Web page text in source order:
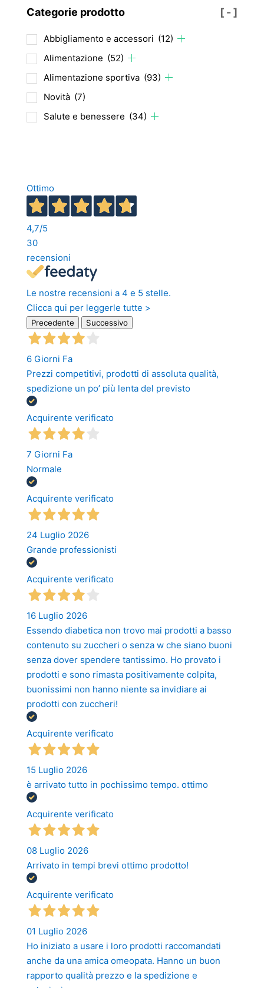
Categorie prodotto [ - ]
Abbigliamento e accessori (12)
Alimentazione (52)
Alimentazione sportiva (93)
Novità (7)
Salute e benessere (34)
Ottimo
4,7/5
30
recensioni
Le nostre recensioni a 4 e 5 stelle.
Clicca qui per leggerle tutte >
Precedente Successivo
6 Giorni Fa
Prezzi competitivi, prodotti di assoluta qualità,
spedizione un po’ più lenta del previsto
Acquirente verificato
7 Giorni Fa
Normale
Acquirente verificato
24 Luglio 2026
Grande professionisti
Acquirente verificato
16 Luglio 2026
Essendo diabetica non trovo mai prodotti a basso
contenuto su zuccheri o senza w che siano buoni
senza dover spendere tantissimo. Ho provato i
prodotti e sono rimasta positivamente colpita,
buonissimi non hanno niente sa invidiare ai
prodotti con zuccheri!
Acquirente verificato
15 Luglio 2026
è arrivato tutto in pochissimo tempo. ottimo
Acquirente verificato
08 Luglio 2026
Arrivato in tempi brevi ottimo prodotto!
Acquirente verificato
01 Luglio 2026
Ho iniziato a usare i loro prodotti raccomandati
anche da una amica omeopata. Hanno un buon
rapporto qualità prezzo e la spedizione e